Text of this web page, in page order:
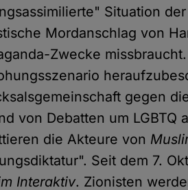
Situation
Mordanschlag von
Zwecke
gegen
von Debatten um
die Akteure von
Seit dem 7.
Interaktiv. Zionisten